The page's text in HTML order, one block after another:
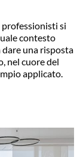
professionisti si
contesto
dare una risposta
nel cuore del
applicato.